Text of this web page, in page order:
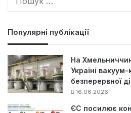
Популярні публікації
На
Україні
безперервної
16.06.2026
ЄС посилює